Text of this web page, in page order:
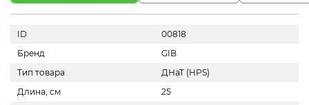
ID
00818
Бренд
GIB
Тип товара
ДНаТ (HPS)
Длина, см
25